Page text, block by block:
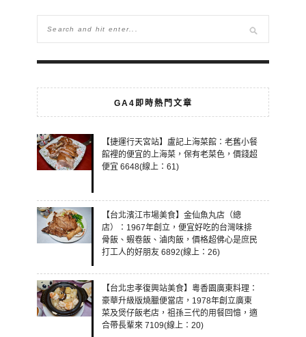
GA4即時熱門文章
【捷運行天宮站】盧記上海菜館：老舊小餐
館裡的便宜的上海菜，保有老菜色，價錢超
便宜 6648(線上：61)
【台北濱江市場美食】金仙魚丸店（總
店）：1967年創立，便宜好吃的台灣味排
骨飯、蝦卷飯、滷肉飯，價格超佛心是庶民
打工人的好朋友 6892(線上：26)
【台北忠孝復興站美食】粵香園廣東料理：
豪華升級版燒臘便當店，1978年創立廣東
菜及煲仔飯老店，祖孫三代的用餐回憶，適
合帶長輩來 7109(線上：20)